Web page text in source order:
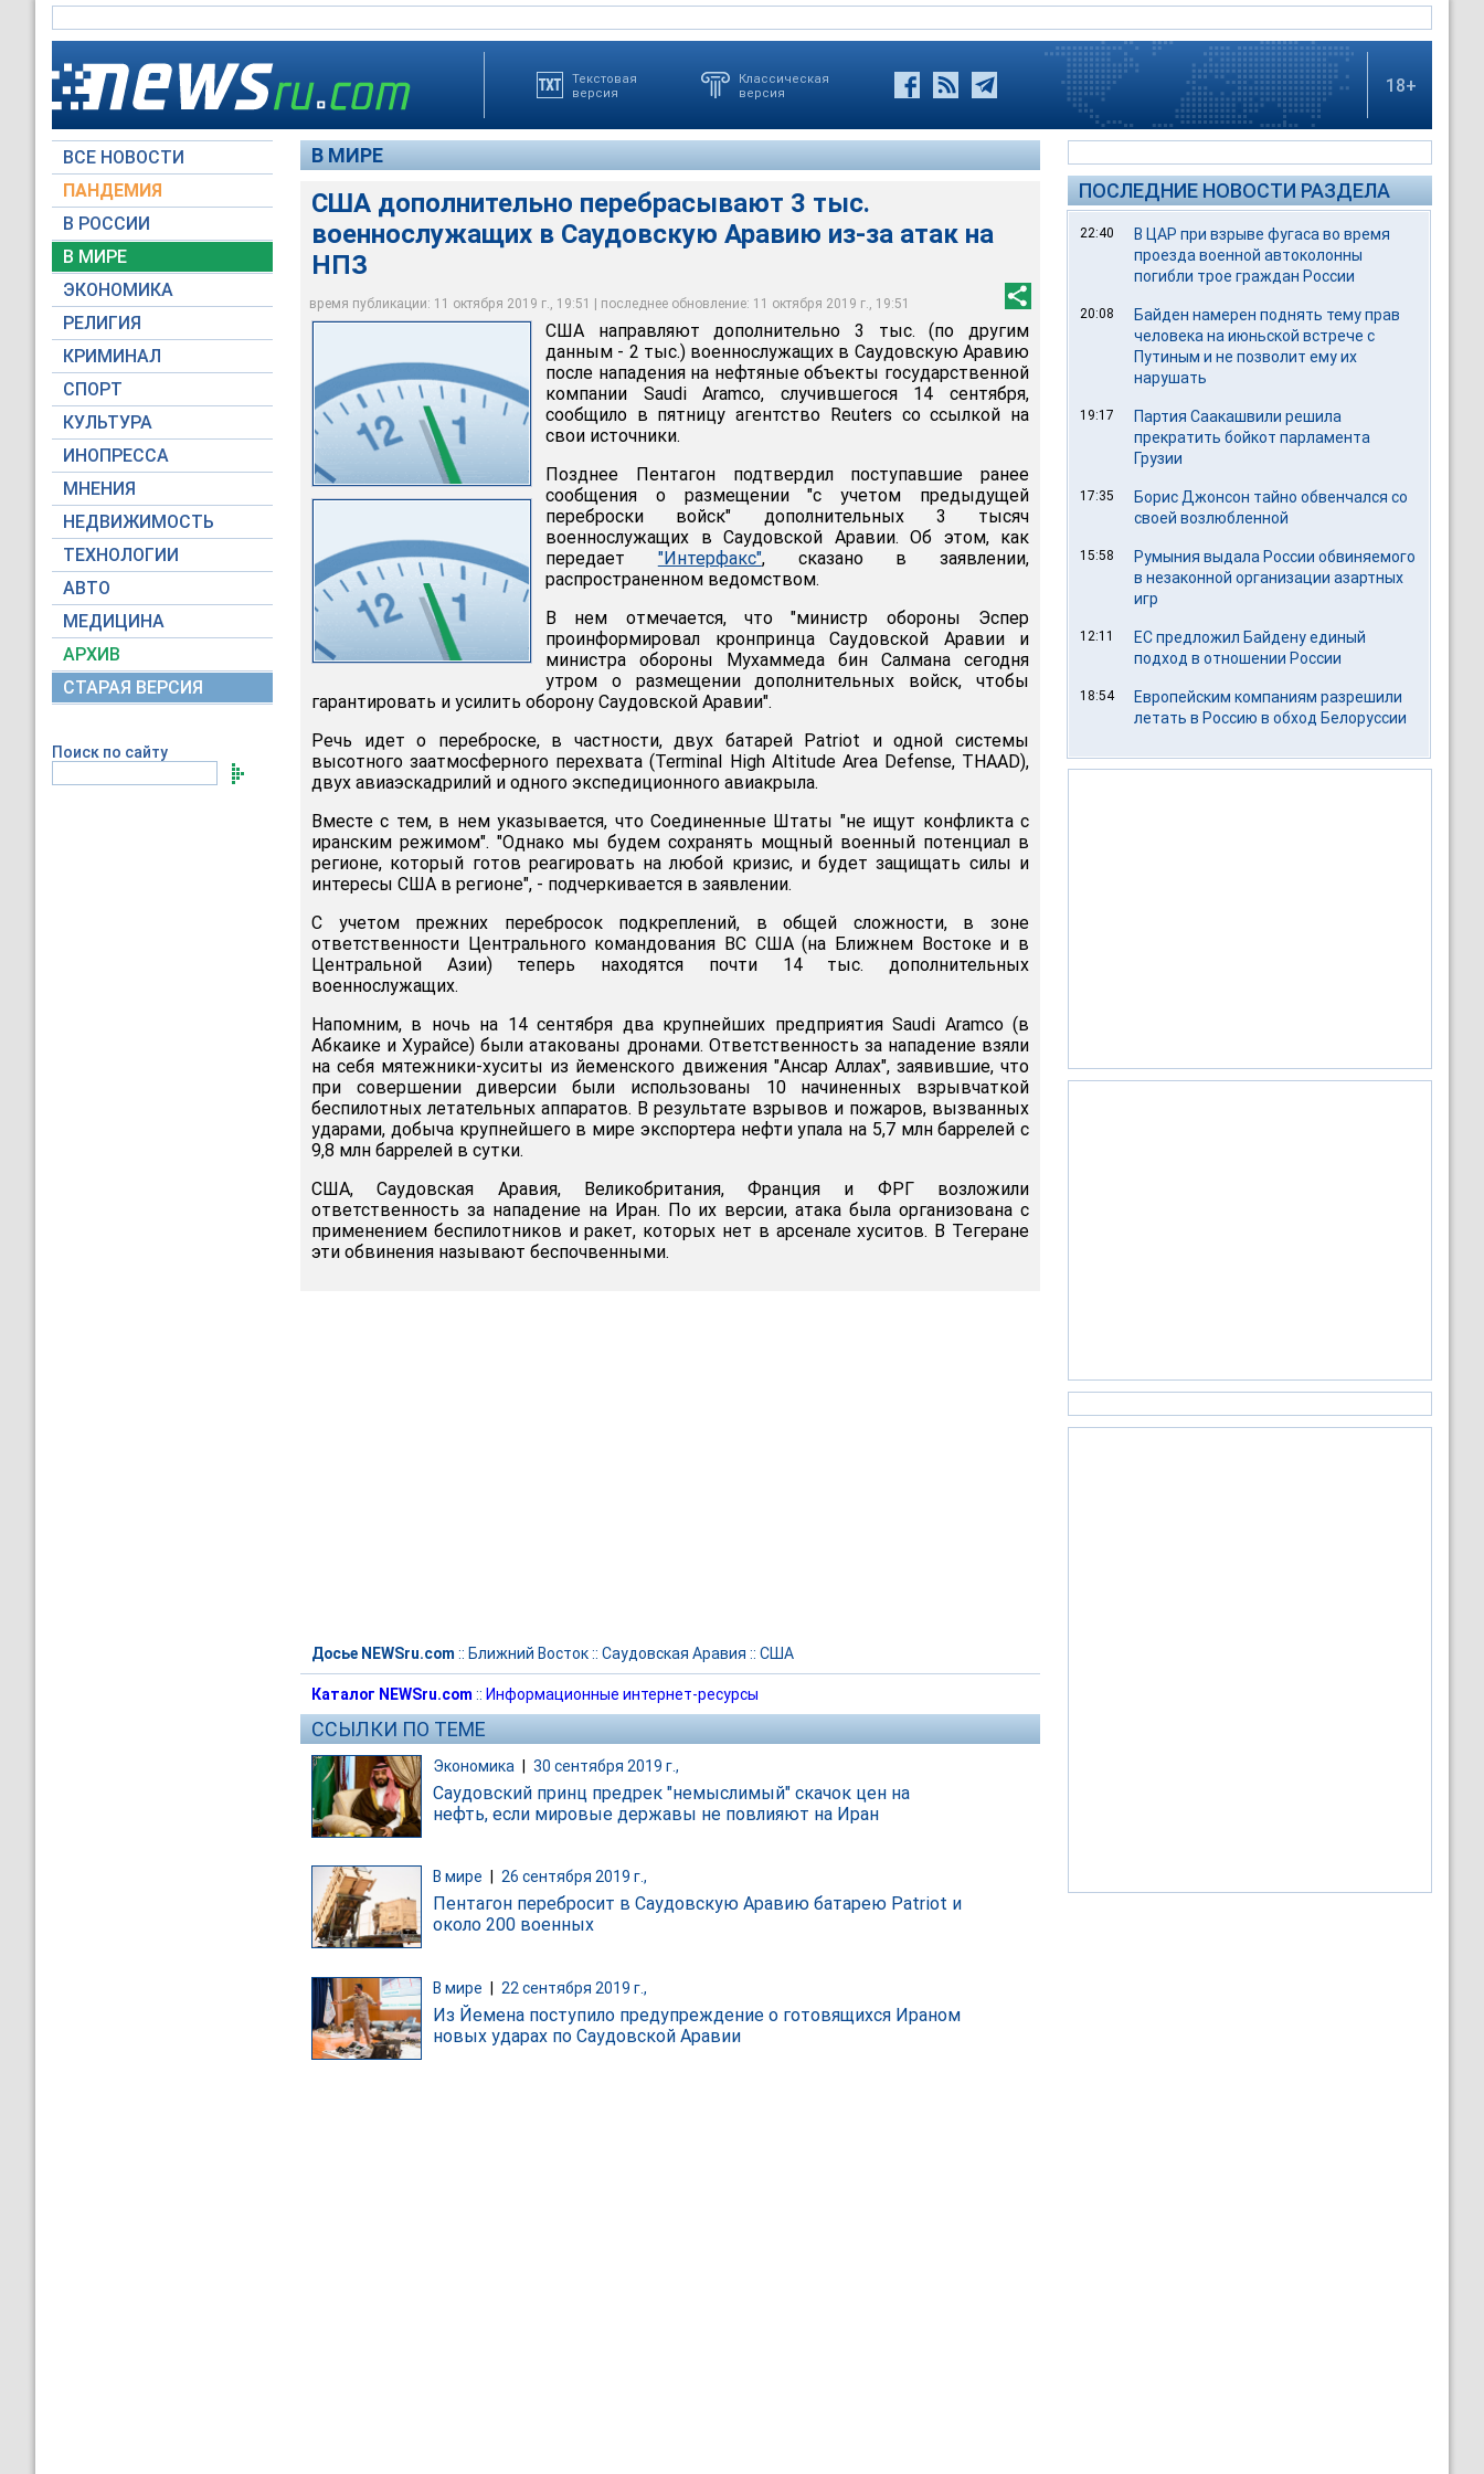
Текстовая
версия
Классическая
версия
18+
ВСЕ НОВОСТИ
ПАНДЕМИЯ
В РОССИИ
В МИРЕ
ЭКОНОМИКА
РЕЛИГИЯ
КРИМИНАЛ
СПОРТ
КУЛЬТУРА
ИНОПРЕССА
МНЕНИЯ
НЕДВИЖИМОСТЬ
ТЕХНОЛОГИИ
АВТО
МЕДИЦИНА
АРХИВ
СТАРАЯ ВЕРСИЯ
Поиск по сайту
В МИРЕ
США дополнительно перебрасывают 3 тыс.
военнослужащих в Саудовскую Аравию из-за атак на
НПЗ
время публикации: 11 октября 2019 г., 19:51 | последнее обновление: 11 октября 2019 г., 19:51
Американские военные на авиабазе принца Султана в Саудовской Аравии, июнь 2019
года
U.S. Air Force photo by Senior Airman Sean Campbell / DVIDS
Американские военные на авиабазе принца Султана в Саудовской Аравии, июнь 2019
года
U.S. Air Force photo by Senior Airman Sean Campbell / DVIDS
США направляют дополнительно 3 тыс. (по другим
данным - 2 тыс.) военнослужащих в Саудовскую Аравию
после нападения на нефтяные объекты государственной
компании Saudi Aramco, случившегося 14 сентября,
сообщило в пятницу агентство Reuters со ссылкой на
свои источники.
Позднее Пентагон подтвердил поступавшие ранее
сообщения о размещении "с учетом предыдущей
переброски войск" дополнительных 3 тысяч
военнослужащих в Саудовской Аравии. Об этом, как
передает "Интерфакс", сказано в заявлении,
распространенном ведомством.
В нем отмечается, что "министр обороны Эспер
проинформировал кронпринца Саудовской Аравии и
министра обороны Мухаммеда бин Салмана сегодня
утром о размещении дополнительных войск, чтобы
гарантировать и усилить оборону Саудовской Аравии".
Речь идет о переброске, в частности, двух батарей Patriot и одной системы
высотного заатмосферного перехвата (Terminal High Altitude Area Defense, THAAD),
двух авиаэскадрилий и одного экспедиционного авиакрыла.
Вместе с тем, в нем указывается, что Соединенные Штаты "не ищут конфликта с
иранским режимом". "Однако мы будем сохранять мощный военный потенциал в
регионе, который готов реагировать на любой кризис, и будет защищать силы и
интересы США в регионе", - подчеркивается в заявлении.
С учетом прежних перебросок подкреплений, в общей сложности, в зоне
ответственности Центрального командования ВС США (на Ближнем Востоке и в
Центральной Азии) теперь находятся почти 14 тыс. дополнительных
военнослужащих.
Напомним, в ночь на 14 сентября два крупнейших предприятия Saudi Aramco (в
Абкаике и Хурайсе) были атакованы дронами. Ответственность за нападение взяли
на себя мятежники-хуситы из йеменского движения "Ансар Аллах", заявившие, что
при совершении диверсии были использованы 10 начиненных взрывчаткой
беспилотных летательных аппаратов. В результате взрывов и пожаров, вызванных
ударами, добыча крупнейшего в мире экспортера нефти упала на 5,7 млн баррелей с
9,8 млн баррелей в сутки.
США, Саудовская Аравия, Великобритания, Франция и ФРГ возложили
ответственность за нападение на Иран. По их версии, атака была организована с
применением беспилотников и ракет, которых нет в арсенале хуситов. В Тегеране
эти обвинения называют беспочвенными.
Досье NEWSru.com :: Ближний Восток:: Саудовская Аравия :: США
Каталог NEWSru.com :: Информационные интернет-ресурсы
ССЫЛКИ ПО ТЕМЕ
Экономика 30 сентября 2019 г.,
Саудовский принц предрек "немыслимый" скачок цен на
нефть, если мировые державы не повлияют на Иран
В мире 26 сентября 2019 г.,
Пентагон перебросит в Саудовскую Аравию батарею Patriot и
около 200 военных
В мире | 22 сентября 2019 г.,
Из Йемена поступило предупреждение о готовящихся Ираном
новых ударах по Саудовской Аравии
ПОСЛЕДНИЕ НОВОСТИ РАЗДЕЛА
22:40
В ЦАР при взрыве фугаса во время
проезда военной автоколонны
погибли трое граждан России
20:08
Байден намерен поднять тему прав
человека на июньской встрече с
Путиным и не позволит ему их
нарушать
19:17
Партия Саакашвили решила
прекратить бойкот парламента
Грузии
17:35
Борис Джонсон тайно обвенчался со
своей возлюбленной
15:58
Румыния выдала России обвиняемого
в незаконной организации азартных
игр
12:11
ЕС предложил Байдену единый
подход в отношении России
18:54
Европейским компаниям разрешили
летать в Россию в обход Белоруссии